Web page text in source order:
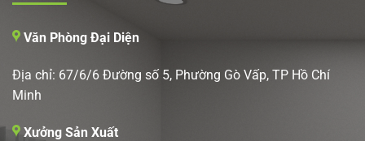
Văn Phòng Đại Diện
Địa chỉ: 67/6/6 Đường số 5, Phường Gò Vấp, TP Hồ Chí
Minh
Xưởng Sản Xuất